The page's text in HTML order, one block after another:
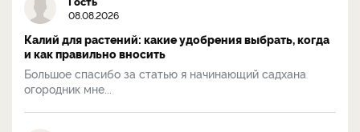
08.08.2026
Калий для растений: какие удобрения выбрать, когда
и как правильно вносить
Большое спасибо за статью я начинающий садхана
огородник мне...